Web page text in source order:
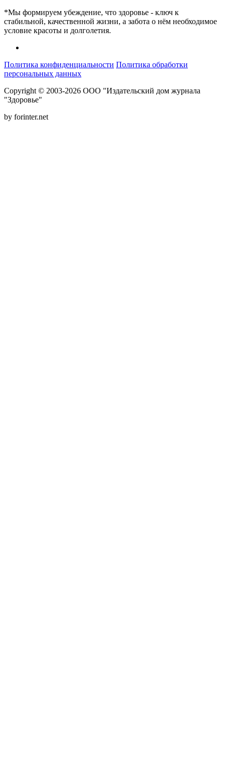
*Мы формируем убеждение, что здоровье - ключ к
стабильной, качественной жизни, а забота о нём необходимое
условие красоты и долголетия.
Политика конфиденциальности Политика обработки
персональных данных
Copyright © 2003-2026 ООО "Издательский дом журнала
"Здоровье"
by forinter.net